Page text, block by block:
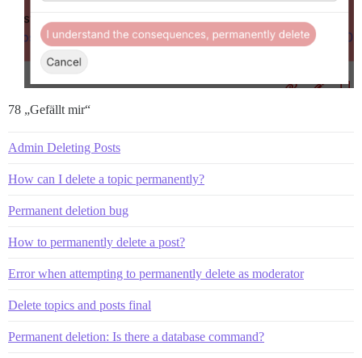
78 „Gefällt mir“
Admin Deleting Posts
How can I delete a topic permanently?
Permanent deletion bug
How to permanently delete a post?
Error when attempting to permanently delete as moderator
Delete topics and posts final
Permanent deletion: Is there a database command?